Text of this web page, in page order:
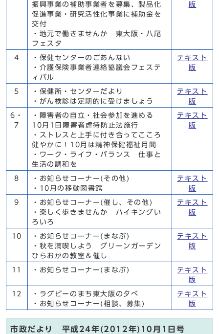
振興事業の補助事業者を募集、製品化
促進事業・研究活性化事業に補助金を
交付
・地元で働きませんか 東大阪・八尾
フェスタ
版
4
・保健センターのごあんない
・介護保険事業者連絡協議会フェステ
ィバル
テキスト
版
5
・保健所・センターだより
・がん検診は定期的に受けましょう
テキスト
版
6・
7
・障害者の自立・社会参加を進める
10月1日障害者虐待防止法施行
・ストレスと上手に付き合ってこころ
健やかに！10月は精神保健福祉月間
・ワーク・ライフ・バランス 仕事と
生活の調和を
テキスト
版
8
・お知らせコーナー(その他)
・10月の移動図書館
テキスト
版
9
・お知らせコーナー(催し、その他)
・楽しく歩きませんか ハイキングい
ろいろ
テキスト
版
10
・お知らせコーナー(まなぶ)
・秋を満喫しよう グリーンガーデン
ひらおかの教室＆催し
テキスト
版
11 ・お知らせコーナー(まなぶ)
テキスト
版
12
・ラグビーのまち東大阪の夕べ
・お知らせコーナー(相談、募集)
テキスト
版
市政だより 平成24年(2012年)10月1日号